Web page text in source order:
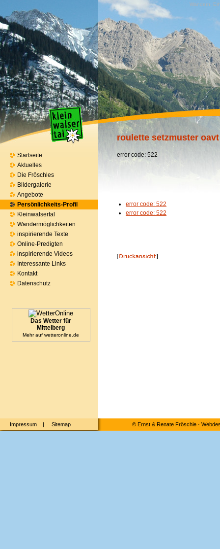
Wandern,
roulette setzmuster oavt
error code: 522
error code: 522
error code: 522
Startseite
Aktuelles
Die Fröschles
Bildergalerie
Angebote
Persönlichkeits-Profil
Kleinwalsertal
Wandermöglichkeiten
inspirierende Texte
Online-Predigten
inspirierende Videos
Interessante Links
Kontakt
Datenschutz
Das Wetter für
Mittelberg
Mehr auf wetteronline.de
Impressum | Sitemap © Ernst & Renate Fröschle·